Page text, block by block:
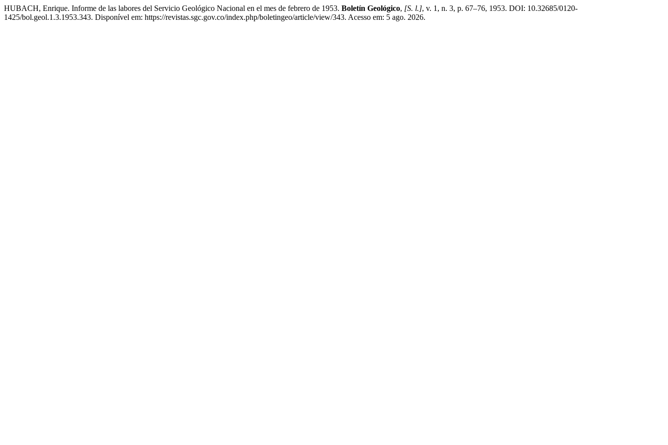
HUBACH, Enrique. Informe de las labores del Servicio Geológico Nacional en el mes de febrero de 1953. Boletín Geológico, [S. l.], v. 1, n. 3, p. 67–76, 1953. DOI: 10.32685/0120-
1425/bol.geol.1.3.1953.343. Disponível em: https://revistas.sgc.gov.co/index.php/boletingeo/article/view/343. Acesso em: 5 ago. 2026.